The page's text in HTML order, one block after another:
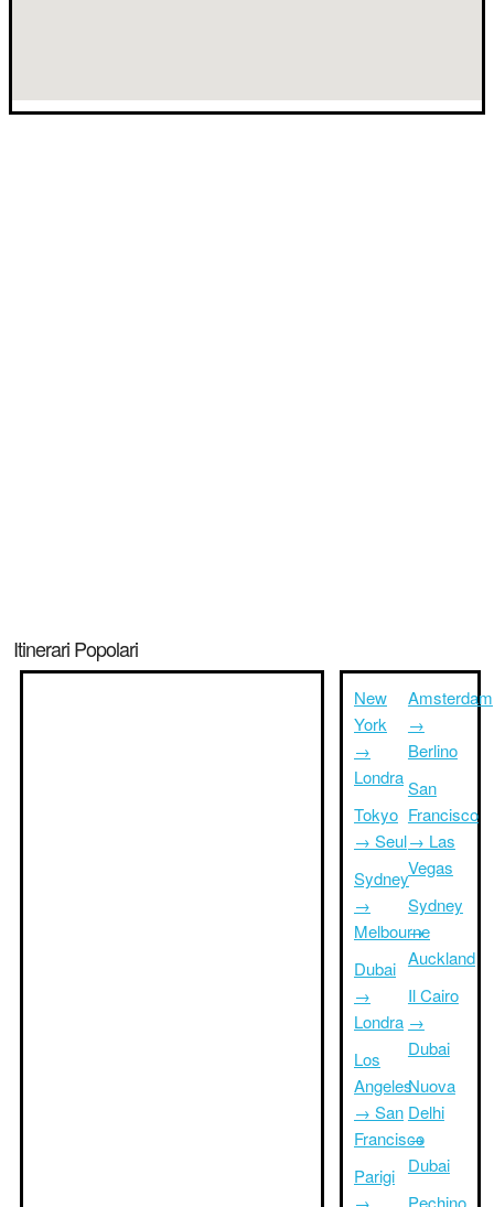
Itinerari Popolari
New
York
→
Londra
Tokyo
→ Seul
Sydney
→
Melbourne
Dubai
→
Londra
Los
Angeles
→ San
Francisco
Parigi
→
Amsterdam
→
Berlino
San
Francisco
→ Las
Vegas
Sydney
→
Auckland
Il Cairo
→
Dubai
Nuova
Delhi
→
Dubai
Pechino